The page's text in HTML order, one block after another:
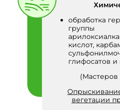
обработка
группы
кислот,
глифосатов
(Мастеров
вегетации